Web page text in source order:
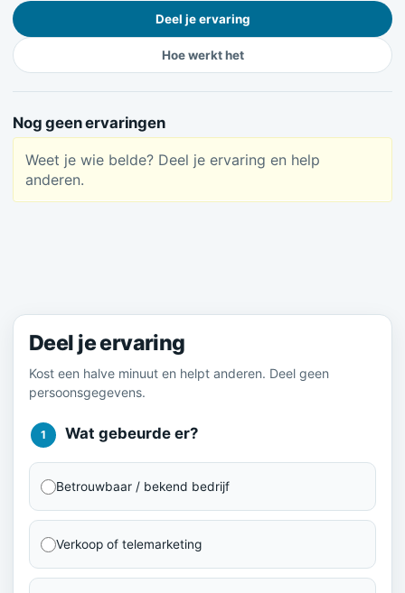
Deel je ervaring
Hoe werkt het
Nog geen ervaringen
Weet je wie belde? Deel je ervaring en help
anderen.
Deel je ervaring
Kost een halve minuut en helpt anderen. Deel geen
persoonsgegevens.
1 Wat gebeurde er?
Betrouwbaar / bekend bedrijf
Verkoop of telemarketing